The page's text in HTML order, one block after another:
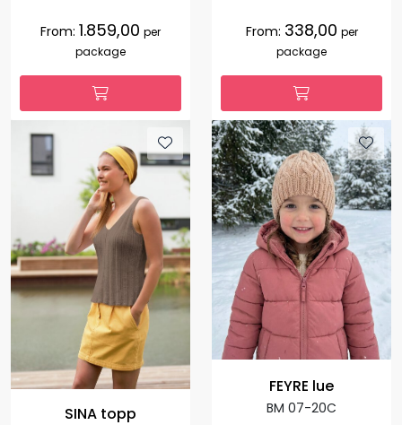
From: 1.859,00 per
package
From: 338,00 per
package
SINA topp
FEYRE lue
BM 07-20C